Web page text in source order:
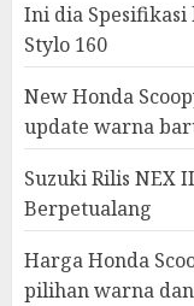
Ini dia
Stylo 160
New Honda
update warna
Suzuki Rilis NEX
Berpetualang
Harga Honda
pilihan warna